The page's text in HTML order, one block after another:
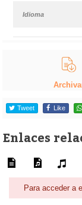
Idioma
Tweet Like
Enlaces
Para acceder a